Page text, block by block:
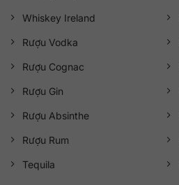
Whiskey Ireland
Rượu Vodka
Rượu Cognac
Rượu Gin
Rượu Absinthe
Rượu Rum
Tequila